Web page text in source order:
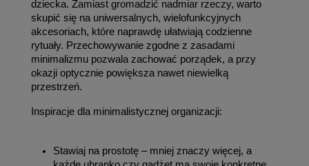
dziecka. Zamiast gromadzić nadmiar rzeczy, warto
skupić się na uniwersalnych, wielofunkcyjnych
akcesoriach, które naprawdę ułatwiają codzienne
rytuały. Przechowywanie zgodne z zasadami
minimalizmu pozwala zachować porządek, a przy
okazji optycznie powiększa nawet niewielką
przestrzeń.
Inspiracje dla minimalistycznej organizacji:
Stawiaj na prostotę – mniej znaczy więcej, a